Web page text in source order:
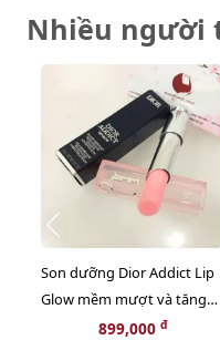
Nhiều người
Son dưỡng Dior Addict Lip
Glow mềm mượt và tăng
sắc môi, #001 Pink - hồng
899,000 đ